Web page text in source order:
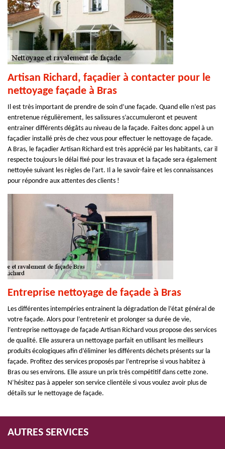
Artisan Richard, façadier à contacter pour le
nettoyage façade à Bras
Il est très important de prendre de soin d’une façade. Quand elle n’est pas
entretenue régulièrement, les salissures s’accumuleront et peuvent
entrainer différents dégâts au niveau de la façade. Faites donc appel à un
façadier installé près de chez vous pour effectuer le nettoyage de façade.
A Bras, le façadier Artisan Richard est très apprécié par les habitants, car il
respecte toujours le délai fixé pour les travaux et la façade sera également
nettoyée suivant les règles de l’art. Il a le savoir-faire et les connaissances
pour répondre aux attentes des clients !
Entreprise nettoyage de façade à Bras
Les différentes intempéries entrainent la dégradation de l’état général de
votre façade. Alors pour l’entretenir et prolonger sa durée de vie,
l’entreprise nettoyage de façade Artisan Richard vous propose des services
de qualité. Elle assurera un nettoyage parfait en utilisant les meilleurs
produits écologiques afin d’éliminer les différents déchets présents sur la
façade. Profitez des services proposés par l’entreprise si vous habitez à
Bras ou ses environs. Elle assure un prix très compétitif dans cette zone.
N’hésitez pas à appeler son service clientèle si vous voulez avoir plus de
détails sur le nettoyage de façade.
AUTRES SERVICES